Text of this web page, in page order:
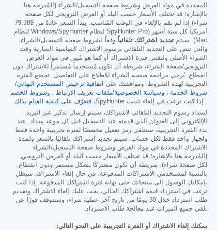
المحددة في مواد العرض وشروط صفحة التسجيل/الشراء (المُدرجة هنا
بالإشارة؛ قد تختلف الأسعار حسب البلد أو العرض الترويجي لكل صفحة
شراء) إذا لم تقم بالإلغاء في الوقت المُناسب. يبدأ السعر عادةً من $79.98
أمريكياً كل ستة أشهر (SpyHunter Pro لنظام Windows/SpyHunter لنظام
Mac). سيتم
تجديد اشتراكك تلقائياً وفقاً لشروط صفحة التسجيل/الشراء،
والتي تنص على التجديد التلقائي برسوم الاشتراك القياسية السارية وقت
الشراء الأصلي ولنفس فترة الاشتراك أو كما هو مُبين في مواد العرض
الترويجي/صفحة الشراء، شريطة أن تكون مُستخدماً مُستمراً للاشتراك دون
انقطاع. يُرجى مراجعة صفحة الشراء للاطلاع على التفاصيل. تخضع الفترة
التجريبية لهذه الشروط، وموافقتك على
اتفاقية ترخيص المستخدم النهائي/
شروط الخدمة ، وسياسة الخصوصية/ملفات تعريف الارتباط ، وشروط الخصم
. إذا كنت ترغب في إلغاء تثبيت SpyHunter،
فتعرّف على كيفية القيام بذلك .
لسداد رسوم التجديد التلقائي لاشتراكك، سيتم إرسال تذكير عبر البريد
الإلكتروني إلى العنوان الذي قدمته عند التسجيل قبل كل موعد سداد. عند
بدء الفترة التجريبية، ستتلقى رمز تفعيل مخصصًا لفترة تجريبية واحدة فقط
ولجهاز واحد فقط لكل حساب. سيتم تجديد اشتراكك تلقائيًا بالسعر ولمدة
الاشتراك المحددة في مواد العرض وشروط صفحة التسجيل/الشراء
(المُدرجة هنا بالإشارة؛ قد تختلف الأسعار حسب البلد أو العرض الترويجي
لكل صفحة شراء)، شريطة أن تكون مشتركًا بشكل مستمر ودون انقطاع.
بالنسبة لمستخدمي الاشتراكات المدفوعة، في حال إلغاء الاشتراك، سيظل
بإمكانك الوصول إلى منتجاتك حتى نهاية فترة اشتراكك المدفوعة. إذا كنت
ترغب في استرداد قيمة اشتراكك الحالي، يجب عليك إلغاء الاشتراك وتقديم
طلب استرداد خلال 30 يومًا من تاريخ آخر عملية شراء، وستتوقف فورًا عن
تلقي جميع الميزات عند معالجة طلب الاسترداد.
يمكنك إلغاء الاشتراك أو الفترة التجريبية على النحو التالي: